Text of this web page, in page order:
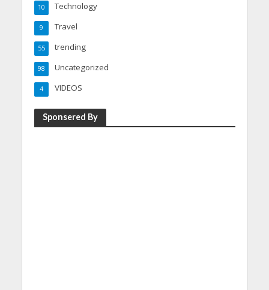
Technology
10
Travel
9
trending
55
Uncategorized
98
VIDEOS
4
Sponsered By